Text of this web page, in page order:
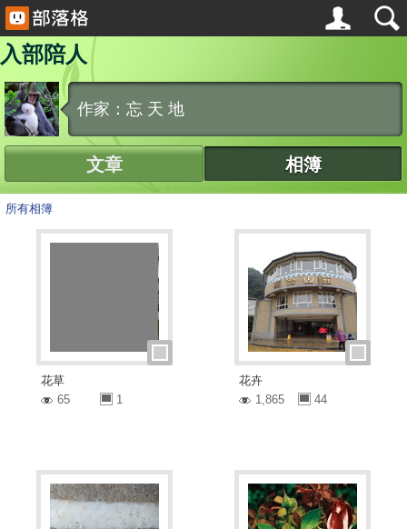
入部陪人
作家：忘 天 地
文章 相簿
所有相簿
花草
65
1
花卉
1,865
44